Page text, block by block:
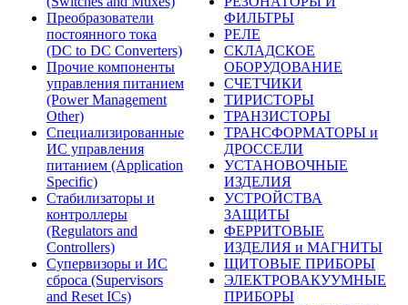
Преобразователи
постоянного тока
(DC to DC Converters)
Прочие компоненты
управления питанием
(Power Management
Other)
Специализированные
ИС управления
питанием (Application
Specific)
Стабилизаторы и
контроллеры
(Regulators and
Controllers)
Супервизоры и ИС
сброса (Supervisors
and Reset ICs)
ФИЛЬТРЫ
РЕЛЕ
СКЛАДСКОЕ
ОБОРУДОВАНИЕ
СЧЕТЧИКИ
ТИРИСТОРЫ
ТРАНЗИСТОРЫ
ТРАНСФОРМАТОРЫ и
ДРОССЕЛИ
УСТАНОВОЧНЫЕ
ИЗДЕЛИЯ
УСТРОЙСТВА
ЗАЩИТЫ
ФЕРРИТОВЫЕ
ИЗДЕЛИЯ и МАГНИТЫ
ЩИТОВЫЕ ПРИБОРЫ
ЭЛЕКТРОВАКУУМНЫЕ
ПРИБОРЫ